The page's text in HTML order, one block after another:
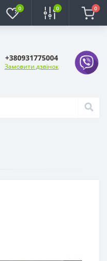
0 0 0
+380931775004
Замовити дзвінок